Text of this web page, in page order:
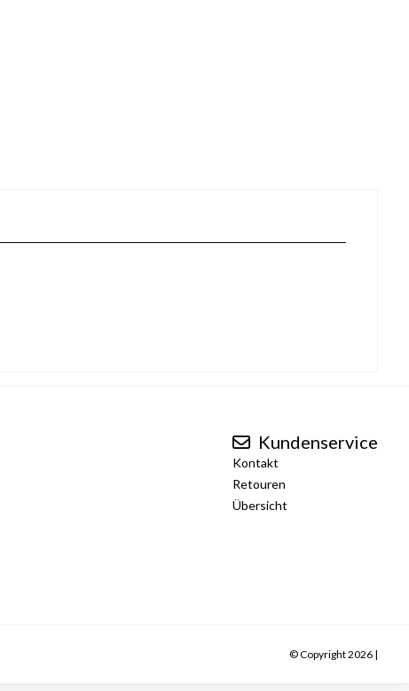
Kundenservice
Kontakt
Retouren
Übersicht
© Copyright 2026 |